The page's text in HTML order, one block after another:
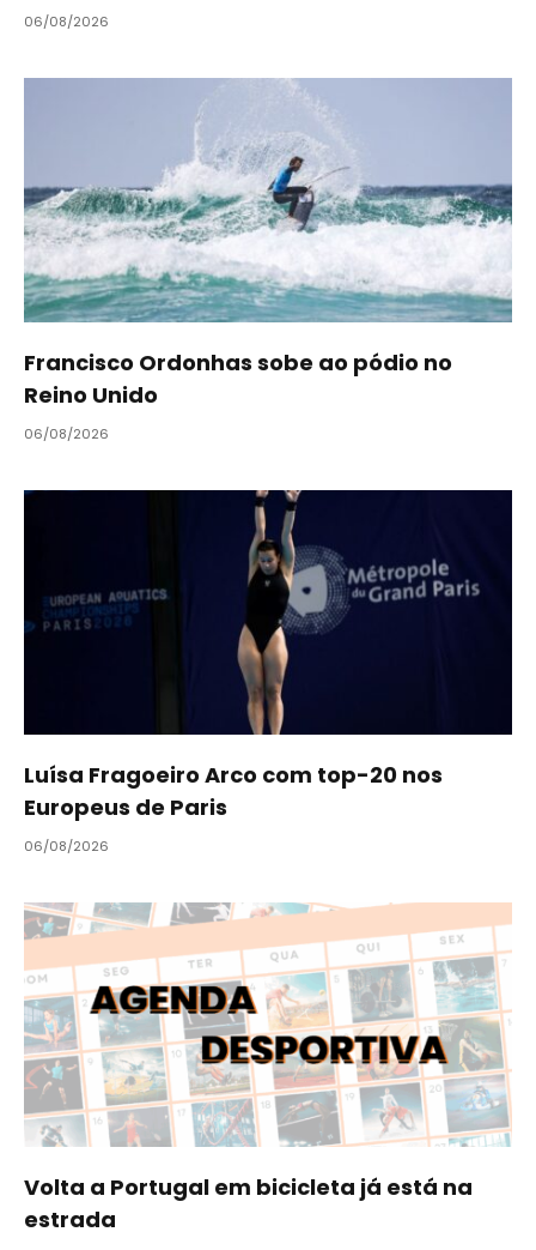
06/08/2026
Francisco Ordonhas sobe ao pódio no
Reino Unido
06/08/2026
Luísa Fragoeiro Arco com top-20 nos
Europeus de Paris
06/08/2026
Volta a Portugal em bicicleta já está na
estrada